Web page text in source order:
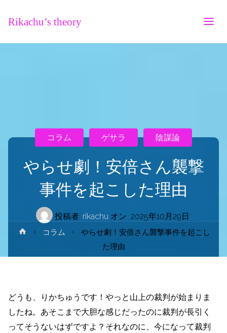
Rikachu’s theory
やらせ劇！安倍さん襲撃
事件を起こした理由
投稿者: rikachu オン 2025年10月29日
コラム ゲサラ 陰謀論
ホ
ム
コラム
やらせ劇！安倍さん襲撃事件を起こし
た理由
どうも、りかちゅうです！やっと山上の裁判が始まりま
したね。あそこまで大胆な感じだったのに裁判が長引く
ってそうないはずですよ？それなのに、今になって裁判